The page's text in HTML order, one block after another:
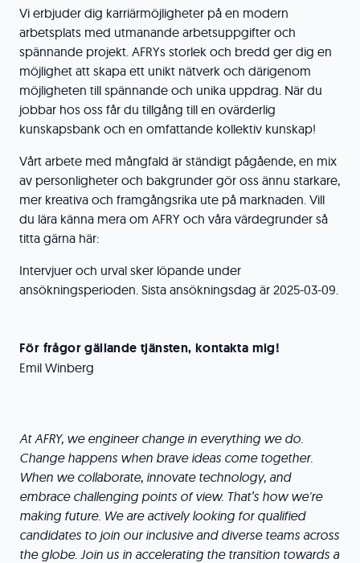
Vi erbjuder dig karriärmöjligheter på en modern
arbetsplats med utmanande arbetsuppgifter och
spännande projekt. AFRYs storlek och bredd ger dig en
möjlighet att skapa ett unikt nätverk och därigenom
möjligheten till spännande och unika uppdrag. När du
jobbar hos oss får du tillgång till en ovärderlig
kunskapsbank och en omfattande kollektiv kunskap!
Vårt arbete med mångfald är ständigt pågående, en mix
av personligheter och bakgrunder gör oss ännu starkare,
mer kreativa och framgångsrika ute på marknaden. Vill
du lära känna mera om AFRY och våra värdegrunder så
titta gärna här:
Intervjuer och urval sker löpande under
ansökningsperioden. Sista ansökningsdag är 2025-03-09.
För frågor gällande tjänsten, kontakta mig!
Emil Winberg
At AFRY, we engineer change in everything we do.
Change happens when brave ideas come together.
When we collaborate, innovate technology, and
embrace challenging points of view. That’s how we're
making future. We are actively looking for qualified
candidates to join our inclusive and diverse teams across
the globe. Join us in accelerating the transition towards a